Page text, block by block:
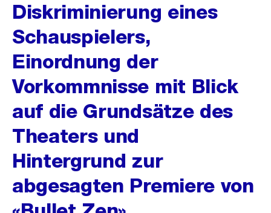
Diskriminierung eines
Schauspielers,
Einordnung der
Vorkommnisse mit Blick
auf die Grundsätze des
Theaters und
Hintergrund zur
abgesagten Premiere von